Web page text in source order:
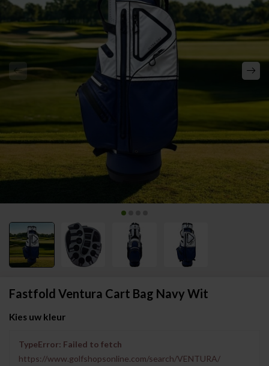
Fastfold Ventura Cart Bag Navy Wit
Kies uw kleur
TypeError: Failed to fetch
https://www.golfshopsonline.com/search/VENTURA/